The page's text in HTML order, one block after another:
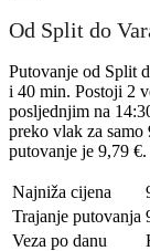
Od Split do
Putovanje od Split
i 40 min. Postoji 2
posljednjim na
preko vlak za
putovanje je 9,79 €.
Najniža cijena
Trajanje putovanja
Veza po danu